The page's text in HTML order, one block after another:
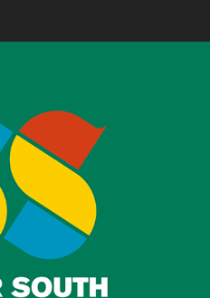
展宣傳影片